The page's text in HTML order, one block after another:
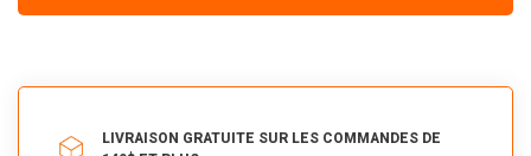
LIVRAISON GRATUITE SUR LES COMMANDES DE